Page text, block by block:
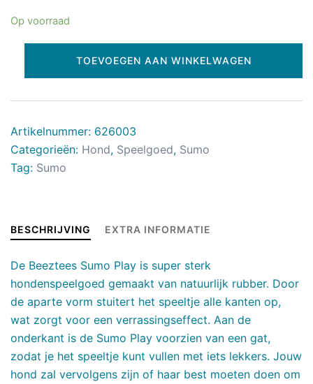
Op voorraad
TOEVOEGEN AAN WINKELWAGEN
Artikelnummer: 626003
Categorieën: Hond, Speelgoed, Sumo
Tag: Sumo
BESCHRIJVING EXTRA INFORMATIE
De Beeztees Sumo Play is super sterk
hondenspeelgoed gemaakt van natuurlijk rubber. Door
de aparte vorm stuitert het speeltje alle kanten op,
wat zorgt voor een verrassingseffect. Aan de
onderkant is de Sumo Play voorzien van een gat,
zodat je het speeltje kunt vullen met iets lekkers. Jouw
hond zal vervolgens zijn of haar best moeten doen om